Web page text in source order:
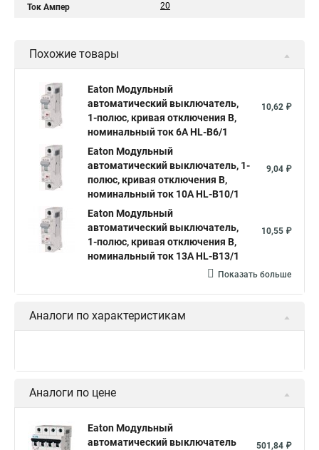
Ток Ампер 20
Похожие товары
Eaton Модульный
автоматический выключатель,
1-полюс, кривая отключения B,
номинальный ток 6А HL-B6/1
10,62 ₽
Eaton Модульный
автоматический выключатель, 1-
полюс, кривая отключения B,
номинальный ток 10А HL-B10/1
9,04 ₽
Eaton Модульный
автоматический выключатель,
1-полюс, кривая отключения B,
номинальный ток 13А HL-B13/1
10,55 ₽
Показать больше
Аналоги по характеристикам
Аналоги по цене
Eaton Модульный
автоматический выключатель
501,84 ₽